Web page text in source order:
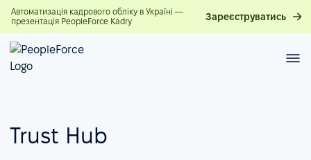
Автоматизація кадрового обліку в Україні —
презентація PeopleForce Kadry
Зареєструватись
Trust Hub